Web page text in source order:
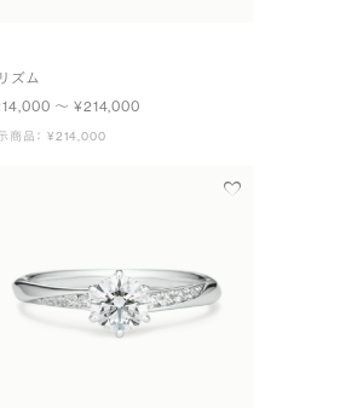
ズム
〜 ¥214,000
商品： ¥214,000